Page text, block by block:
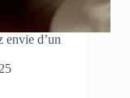
envie d’un